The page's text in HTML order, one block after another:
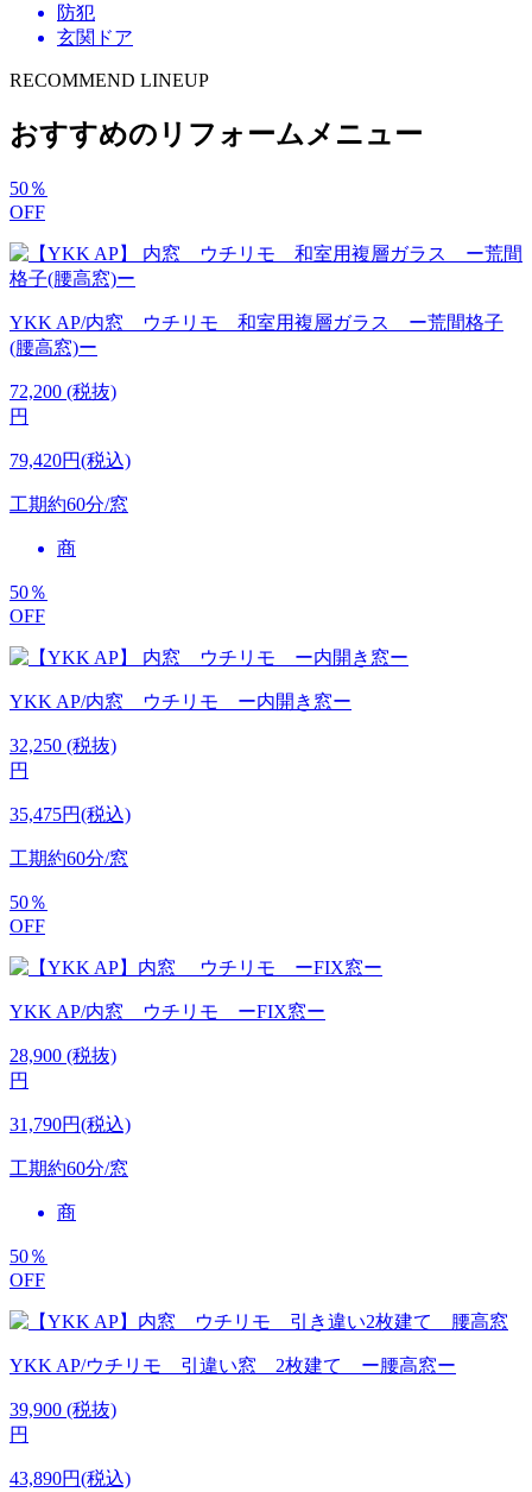
防犯
玄関ドア
RECOMMEND LINEUP
おすすめのリフォームメニュー
50％
OFF
YKK AP/内窓 ウチリモ 和室用複層ガラス ー荒間格子
(腰高窓)ー
72,200 (税抜)
円
79,420円(税込)
工期約60分/窓
商
50％
OFF
YKK AP/内窓 ウチリモ ー内開き窓ー
32,250 (税抜)
円
35,475円(税込)
工期約60分/窓
50％
OFF
YKK AP/内窓 ウチリモ ーFIX窓ー
28,900 (税抜)
円
31,790円(税込)
工期約60分/窓
商
50％
OFF
YKK AP/ウチリモ 引違い窓 2枚建て ー腰高窓ー
39,900 (税抜)
円
43,890円(税込)